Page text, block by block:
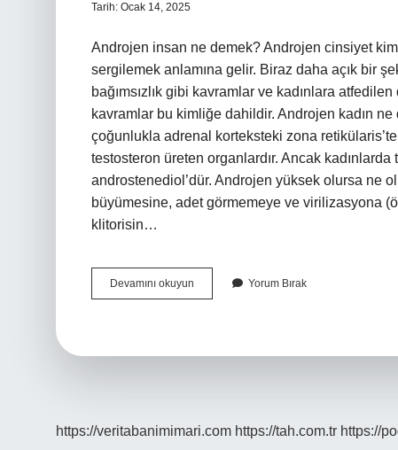
Tarih: Ocak 14, 2025
Androjen insan ne demek? Androjen cinsiyet
sergilemek anlamına gelir. Biraz daha açık bir
bağımsızlık gibi kavramlar ve kadınlara atfedilen
kavramlar bu kimliğe dahildir. Androjen kadın
çoğunlukla adrenal korteksteki zona
testosteron üreten organlardır. Ancak
androstenediol’dür. Androjen yüksek olursa ne
büyümesine, adet görmemeye ve virilizasyona
klitorisin…
Devamını okuyun Androjen
Kişi
Yorum Bırak
https://veritabanimimari.com https://tah.com.tr https://